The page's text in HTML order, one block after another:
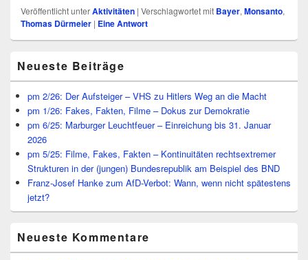
Veröffentlicht unterAktivitäten | Verschlagwortet mit Bayer, Monsanto,
Thomas Dürmeier | EineAntwort
Seitenleisten
Widget-
Bereich
Neueste Beiträge
pm 2/26: Der Aufsteiger – VHS zu Hitlers Weg an die Macht
pm 1/26: Fakes, Fakten, Filme – Dokus zur Demokratie
pm 6/25: Marburger Leuchtfeuer – Einreichung bis 31. Januar
2026
pm 5/25: Filme, Fakes, Fakten – Kontinuitäten rechtsextremer
Strukturen in der (jungen) Bundesrepublik am Beispiel des BND
Franz-Josef Hanke zum AfD-Verbot: Wann, wenn nicht spätestens
jetzt?
Neueste Kommentare